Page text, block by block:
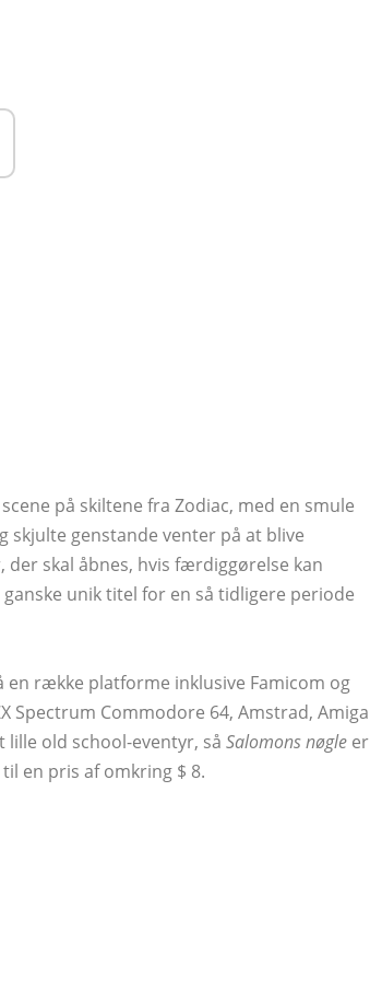
på skiltene fra Zodiac, med en smule
skjulte genstande venter på at blive
skal åbnes, hvis færdiggørelse kan
ganske unik titel for en så tidligere periode
række platforme inklusive Famicom og
Spectrum Commodore 64, Amstrad, Amiga
lille old school-eventyr, så Salomons nøgle er
en pris af omkring $ 8.